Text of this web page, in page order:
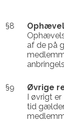
§8
af de på
§9
Øvrige
I øvrigt er
tid